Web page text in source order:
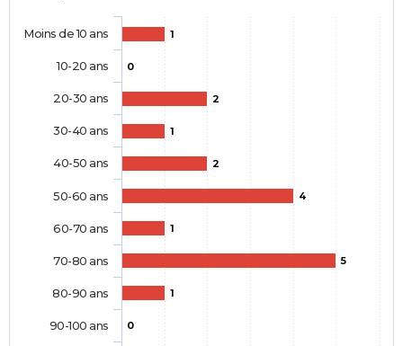
1
0
2
1
2
4
1
5
1
0
Moins de 10 ans
10-20 ans
20-30 ans
30-40 ans
40-50 ans
50-60 ans
60-70 ans
70-80 ans
80-90 ans
90-100 ans